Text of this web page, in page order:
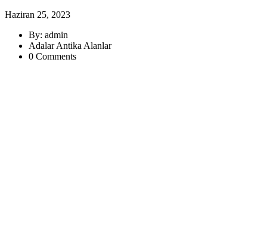
Haziran 25, 2023
By: admin
Adalar Antika Alanlar
0 Comments